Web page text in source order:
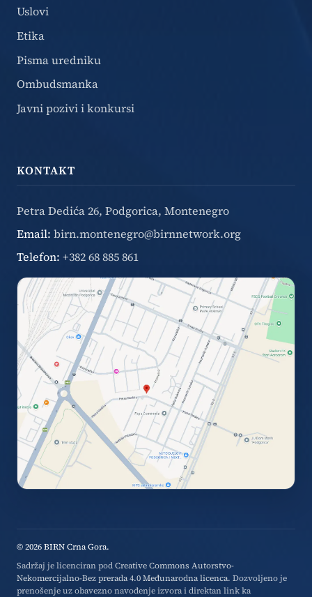
Uslovi
Etika
Pisma uredniku
Ombudsmanka
Javni pozivi i konkursi
KONTAKT
Petra Dedića 26, Podgorica, Montenegro
Email: birn.montenegro@birnnetwork.org
Telefon: +382 68 885 861
© 2026 BIRN Crna Gora.
Sadržaj je licenciran podCreative Commons Autorstvo-
Nekomercijalno-Bez prerada 4.0 Međunarodna licenca. Dozvoljeno je
prenošenje uz obavezno navođenje izvora i direktan link ka